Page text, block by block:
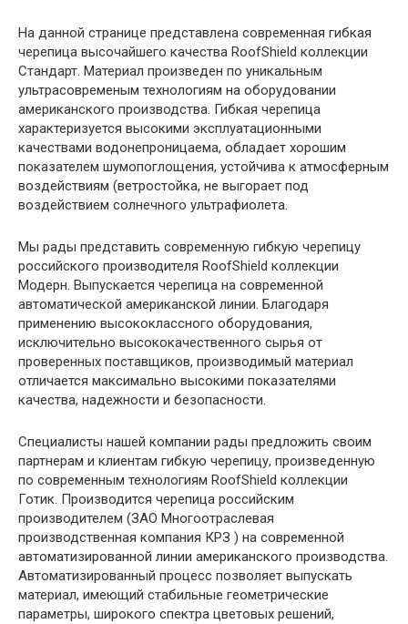
На данной странице представлена современная гибкая
черепица высочайшего качества RoofShield коллекции
Стандарт. Материал произведен по уникальным
ультрасовременым технологиям на оборудовании
американского производства. Гибкая черепица
характеризуется высокими эксплуатационными
качествами водонепроницаема, обладает хорошим
показателем шумопоглощения, устойчива к атмосферным
воздействиям (ветростойка, не выгорает под
воздействием солнечного ультрафиолета.
Мы рады представить современную гибкую черепицу
российского производителя RoofShield коллекции
Модерн. Выпускается черепица на современной
автоматической американской линии. Благодаря
применению высококлассного оборудования,
исключительно высококачественного сырья от
проверенных поставщиков, производимый материал
отличается максимально высокими показателями
качества, надежности и безопасности.
Специалисты нашей компании рады предложить своим
партнерам и клиентам гибкую черепицу, произведенную
по современным технологиям RoofShield коллекции
Готик. Производится черепица российским
производителем (ЗАО Многоотраслевая
производственная компания КРЗ ) на современной
автоматизированной линии американского производства.
Автоматизированный процесс позволяет выпускать
материал, имеющий стабильные геометрические
параметры, широкого спектра цветовых решений,